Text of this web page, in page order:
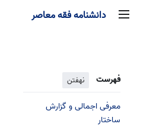
منوی اصلیدانشنامه فقه معاصر
فهرست نهفتن
معرفی اجمالی و گزارش
ساختار